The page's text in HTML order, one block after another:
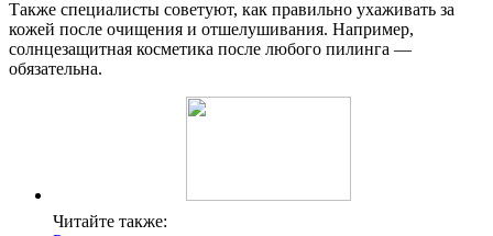
Также специалисты советуют, как правильно ухаживать за
кожей после очищения и отшелушивания. Например,
солнцезащитная косметика после любого пилинга —
обязательна.
Читайте также: